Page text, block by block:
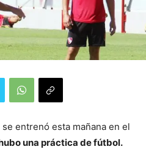
entrenó esta mañana en el
una práctica de fútbol.